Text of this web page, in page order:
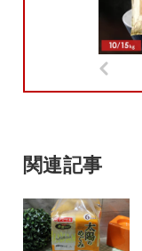
サイト
関連記事